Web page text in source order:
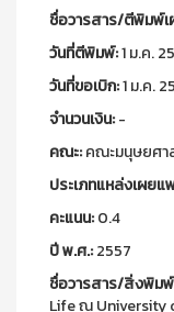
ชื่อวารสาร/ตีพิมพ์
วันที่ตีพิมพ์:1 ม.ค.
วันที่ขอเบิก:1 ม.ค.
จำนวนเงิน:-
คณะ:คณะมนุษยศ
ประเภทแหล่งเผยแ
คะแนน:0.4
ปี พ.ศ.:2557
ชื่อวารสาร/สิ่งพิม
Life ณ University